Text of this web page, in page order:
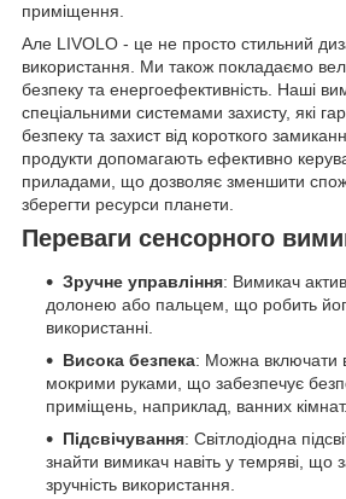
приміщення.
Але LIVOLO - це не просто стильний
використання. Ми також покладаємо
безпеку та енергоефективність. Наші
спеціальними системами захисту, які
безпеку та захист від короткого
продукти допомагають ефективно
приладами, що дозволяє зменшити
зберегти ресурси планети.
Переваги сенсорного
Зручне управління: Вимикач
долонею або пальцем, що робить
використанні.
Висока безпека: Можна включати
мокрими руками, що забезпечує
приміщень, наприклад, ванних кімнат.
Підсвічування: Світлодіодна
знайти вимикач навіть у темряві, що
зручність використання.